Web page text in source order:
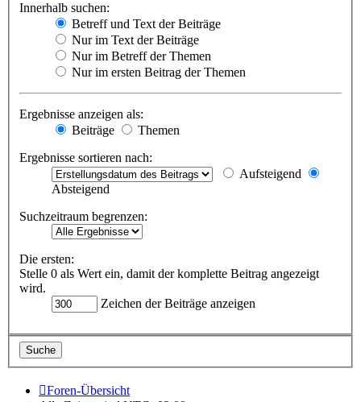
Innerhalb suchen:
Betreff und Text der Beiträge
Nur im Text der Beiträge
Nur im Betreff der Themen
Nur im ersten Beitrag der Themen
Ergebnisse anzeigen als:
Beiträge
Themen
Ergebnisse sortieren nach:
Aufsteigend
Absteigend
Suchzeitraum begrenzen:
Die ersten:
Stelle 0 als Wert ein, damit der komplette Beitrag angezeigt
wird.
Zeichen der Beiträge anzeigen
Foren-Übersicht